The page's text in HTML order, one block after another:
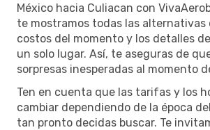
México hacia Culiacan con
te mostramos todas las alternativas
costos del momento y los detalles
un solo lugar. Así, te aseguras de
sorpresas inesperadas al momento
Ten en cuenta que las tarifas y los
cambiar dependiendo de la época
tan pronto decidas buscar. Te